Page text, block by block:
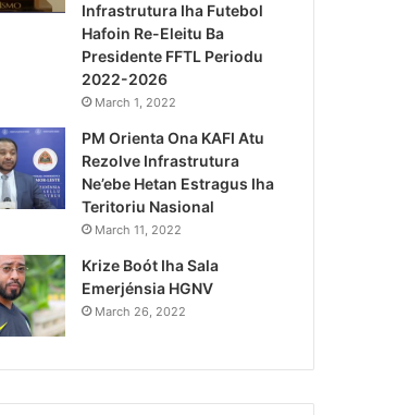
Siberseguransa Ajuda
Autór Kriminozu
Estranjeiru
Infrastrutura Iha Futebol
Hafoin Re-Eleitu Ba
Presidente FFTL Periodu
2022-2026
March 1, 2022
PM Orienta Ona KAFI Atu
Rezolve Infrastrutura
Ne’ebe Hetan Estragus Iha
Teritoriu Nasional
March 11, 2022
Krize Boót Iha Sala
Emerjénsia HGNV
March 26, 2022